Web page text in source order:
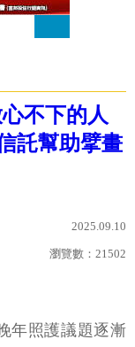
不下的人
託幫助擘畫
2025.09.10
瀏覽數： 21502
年照護議題逐漸